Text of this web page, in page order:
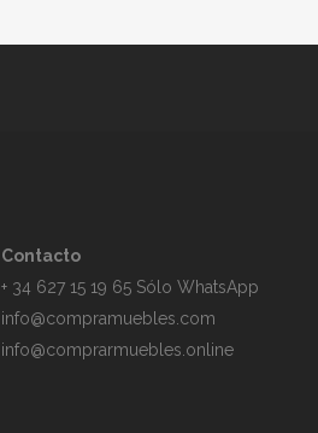
Contacto
+ 34 627 15 19 65 Sólo WhatsApp
info@compramuebles.com
info@comprarmuebles.online